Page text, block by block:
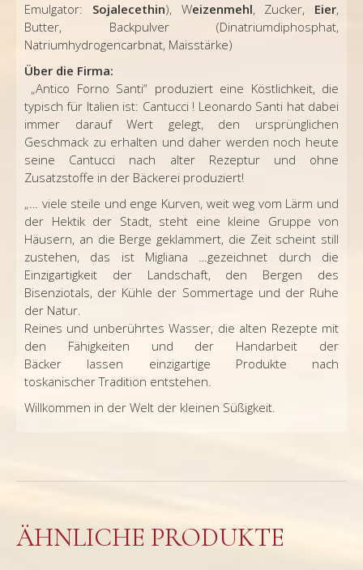
Emulgator: Sojalecethin), Weizenmehl, Zucker, Eier,
Butter, Backpulver (Dinatriumdiphosphat,
Natriumhydrogencarbnat, Maisstärke)
Über die Firma:
„Antico Forno Santi“ produziert eine Köstlichkeit, die
typisch für Italien ist: Cantucci ! Leonardo Santi hat dabei
immer darauf Wert gelegt, den ursprünglichen
Geschmack zu erhalten und daher werden noch heute
seine Cantucci nach alter Rezeptur und ohne
Zusatzstoffe in der Bäckerei produziert!
„… viele steile und enge Kurven, weit weg vom Lärm und
der Hektik der Stadt, steht eine kleine Gruppe von
Häusern, an die Berge geklammert, die Zeit scheint still
zustehen, das ist Migliana …gezeichnet durch die
Einzigartigkeit der Landschaft, den Bergen des
Bisenziotals, der Kühle der Sommertage und der Ruhe
der Natur.
Reines und unberührtes Wasser, die alten Rezepte mit
den Fähigkeiten und der Handarbeit der
Bäcker lassen einzigartige Produkte nach
toskanischer Tradition entstehen.
Willkommen in der Welt der kleinen Süßigkeit.
ÄHNLICHE PRODUKTE